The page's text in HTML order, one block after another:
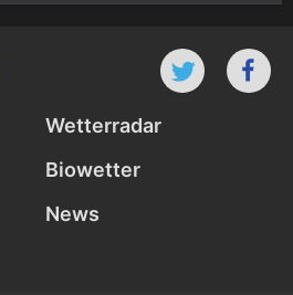
Wetterradar
Biowetter
News